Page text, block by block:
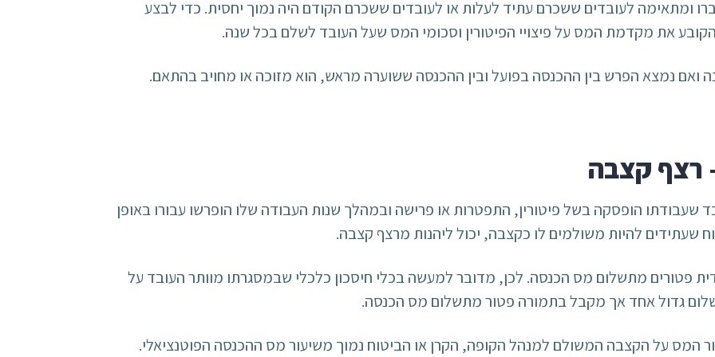
ומתאימה לעובדים ששכרם עתיד לעלות או לעובדים ששכרם הקודם היה נמוך יחסית. כדי לבצע
את מקדמת המס על פיצויי הפיטורין וסכומי המס שעל העובד לשלם בכל שנה.
ואם נמצא הפרש בין ההכנסה בפועל ובין ההכנסה ששוערה מראש, הוא מזוכה או מחויב בהתאם.
רצף קצבה
הופסקה בשל פיטורין, התפטרות או פרישה ובמהלך שנות העבודה שלו הופרשו עבורו באופן
שעתידים להיות משולמים לו כקצבה, יכול ליהנות מרצף קצבה.
פטורים מתשלום מס הכנסה. לכן, מדובר למעשה בכלי חיסכון כלכלי שבמסגרתו מוותר העובד על
גדול אחד אך מקבל בתמורה פטור מתשלום מס הכנסה.
המס על הקצבה המשולם למנהל הקופה, הקרן או הביטוח נמוך משיעור מס ההכנסה הפוטנציאלי.